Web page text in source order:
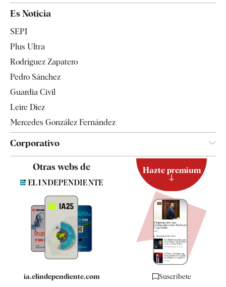
Televisión
Es Noticia
SEPI
Plus Ultra
Rodríguez Zapatero
Pedro Sánchez
Guardia Civil
Leire Díez
Mercedes González Fernández
Corporativo
Quiénes somos
Especificaciones
Otras webs de
ia.elindependiente.com
Hazte premium
Suscríbete